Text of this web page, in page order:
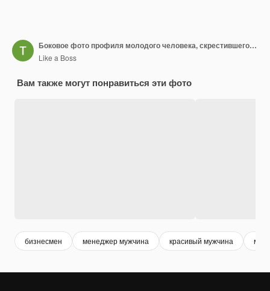
Боковое фото профиля молодого человека, скрестившего руки, выглядит пустым пространством, одетым в современный менеджер по одежде, изолированный на фиолетовом фоне
Like a Boss
Вам также могут понравиться эти фото
бизнесмен менеджер мужчина красивый мужчина